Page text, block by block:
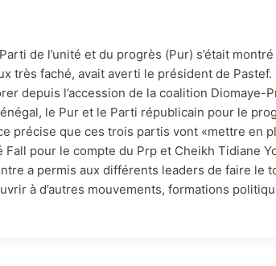
de l’unité et du progrès (Pur) s’était
très faché, avait averti le président de
depuis l’accession de la coalition
le Pur et le Parti républicain pour le
précise que ces trois partis vont «mettre en
pour le compte du Prp et Cheikh
a permis aux différents leaders de faire
à d’autres mouvements, formations